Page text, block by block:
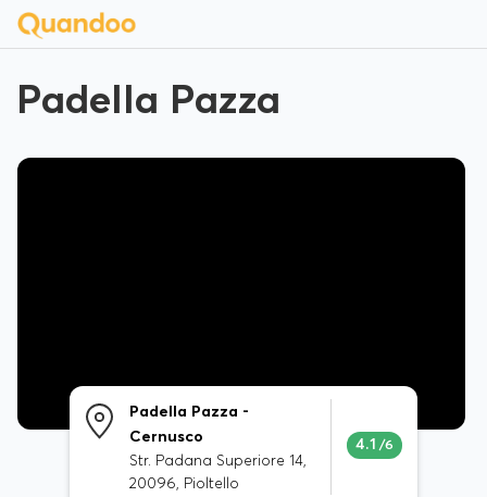
Padella Pazza
Padella Pazza -
Cernusco
Str. Padana Superiore 14,
20096, Pioltello
4.1 /6